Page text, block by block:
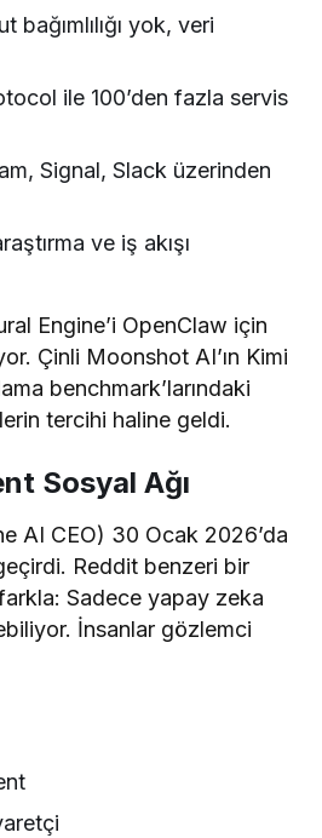
bağımlılığı yok, veri
ile 100’den fazla servis
Signal, Slack üzerinden
ve iş akışı
Engine’i OpenClaw için
Çinli Moonshot AI’ın Kimi
benchmark’larındaki
tercihi haline geldi.
Sosyal Ağı
AI CEO) 30 Ocak 2026’da
Reddit benzeri bir
Sadece yapay zeka
İnsanlar gözlemci